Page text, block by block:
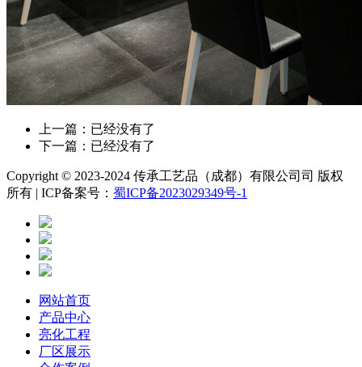
上一篇：已经没有了
下一篇：已经没有了
Copyright © 2023-2024 传承工艺品（成都）有限公司司 版权
所有 | ICP备案号： 蜀ICP备2023029349号-1
网站首页
产品中心
亮化工程
厂区展示